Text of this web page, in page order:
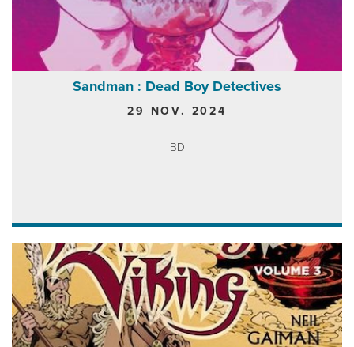
Sandman : Dead Boy Detectives
29 NOV. 2024
BD